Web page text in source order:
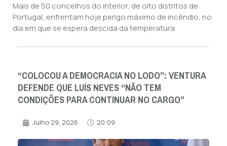
Mais de 50 concelhos do interior, de oito distritos de
Portugal, enfrentam hoje perigo máximo de incêndio, no
dia em que se espera descida da temperatura
“COLOCOU A DEMOCRACIA NO LODO”: VENTURA
DEFENDE QUE LUÍS NEVES “NÃO TEM
CONDIÇÕES PARA CONTINUAR NO CARGO”
Julho 29, 2026 20:09